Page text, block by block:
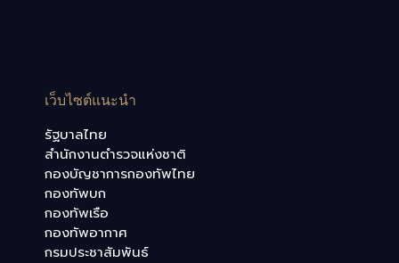
เว็บไซต์แนะนำ
รัฐบาลไทย
สำนักงานตำรวจแห่งชาติ
กองบัญชาการกองทัพไทย
กองทัพบก
กองทัพเรือ
กองทัพอากาศ
กรมประชาสัมพันธ์